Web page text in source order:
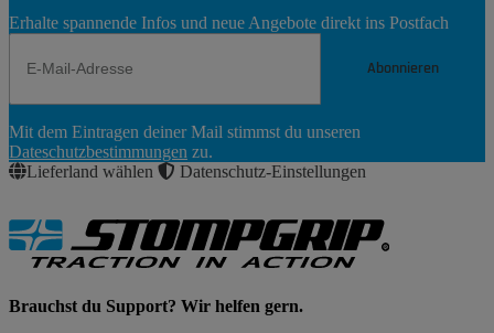
Erhalte spannende Infos und neue Angebote direkt ins Postfach
Abonnieren
Abonnieren
Mit dem Eintragen deiner Mail stimmst du unseren
Dateschutzbestimmungen zu.
Lieferland wählen
Datenschutz-Einstellungen
Brauchst du Support? Wir helfen gern.